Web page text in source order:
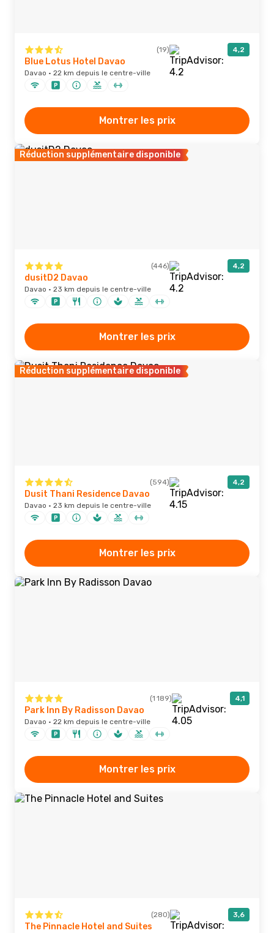
(19) 4,2
Blue Lotus Hotel Davao
Davao · 22 km depuis le centre-ville
Montrer les prix
Réduction supplémentaire disponible
(446) 4,2
dusitD2 Davao
Davao · 23 km depuis le centre-ville
Montrer les prix
Réduction supplémentaire disponible
(594) 4,2
Dusit Thani Residence Davao
Davao · 23 km depuis le centre-ville
Montrer les prix
(1 189) 4,1
Park Inn By Radisson Davao
Davao · 22 km depuis le centre-ville
Montrer les prix
(280) 3,6
The Pinnacle Hotel and Suites